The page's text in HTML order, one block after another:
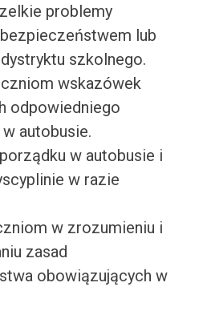
problemy
lub
szkolnego.
wskazówek
odpowiedniego
autobusie.
w autobusie i
w razie
w zrozumieniu i
zasad
obowiązujących w